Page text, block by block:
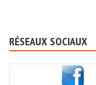
RÉSEAUX SOCIAUX